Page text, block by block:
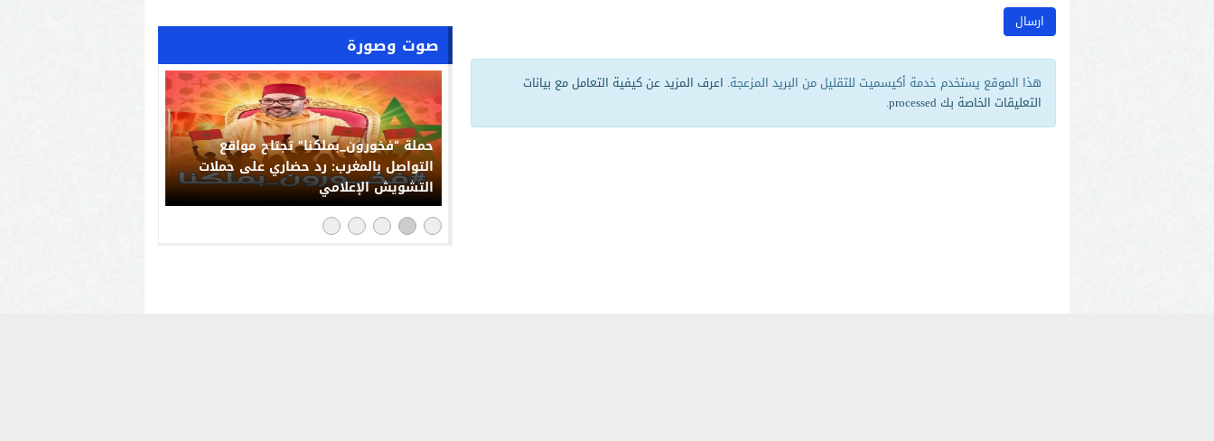
هذا الموقع يستخدم خدمة أكيسميت للتقليل من البريد المزعجة. اعرف المزيد عن كيفية التعامل مع بيانات
التعليقات الخاصة بك processed
.
صوت وصورة
حملة “فخورون_بملكنا” تجتاح مواقع
التواصل بالمغرب: رد حضاري على حملات
التشويش الإعلامي